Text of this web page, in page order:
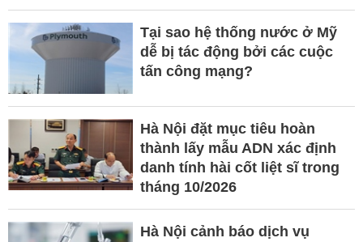
Tại sao hệ thống nước ở Mỹ
dễ bị tác động bởi các cuộc
tấn công mạng?
Hà Nội đặt mục tiêu hoàn
thành lấy mẫu ADN xác định
danh tính hài cốt liệt sĩ trong
tháng 10/2026
Hà Nội cảnh báo dịch vụ